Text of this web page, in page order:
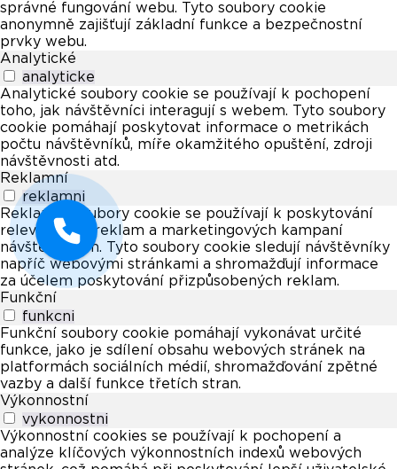
správné fungování webu. Tyto soubory cookie
anonymně zajišťují základní funkce a bezpečnostní
prvky webu.
Analytické
analyticke
Analytické soubory cookie se používají k pochopení
toho, jak návštěvníci interagují s webem. Tyto soubory
cookie pomáhají poskytovat informace o metrikách
počtu návštěvníků, míře okamžitého opuštění, zdroji
návštěvnosti atd.
Reklamní
reklamni
Reklamní soubory cookie se používají k poskytování
relevantních reklam a marketingových kampaní
návštěvníkům. Tyto soubory cookie sledují návštěvníky
napříč webovými stránkami a shromažďují informace
za účelem poskytování přizpůsobených reklam.
Funkční
funkcni
Funkční soubory cookie pomáhají vykonávat určité
funkce, jako je sdílení obsahu webových stránek na
platformách sociálních médií, shromažďování zpětné
vazby a další funkce třetích stran.
Výkonnostní
vykonnostni
Výkonnostní cookies se používají k pochopení a
analýze klíčových výkonnostních indexů webových